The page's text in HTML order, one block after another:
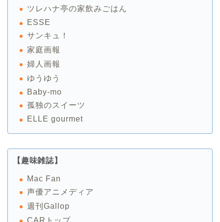
ツレハナ亭の家飲みごはん
ESSE
サンキュ！
家庭画報
婦人画報
ゆうゆう
Baby-mo
孤独のスイーツ
ELLE gourmet
【趣味雑誌】
Mac Fan
声優アニメディア
週刊Gallop